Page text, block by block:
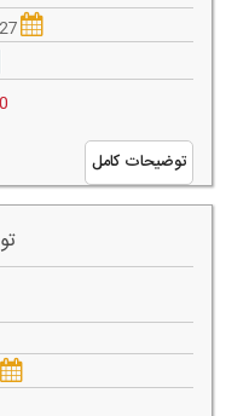
27 شهریور الی 29 شهریور
توضیحات کامل